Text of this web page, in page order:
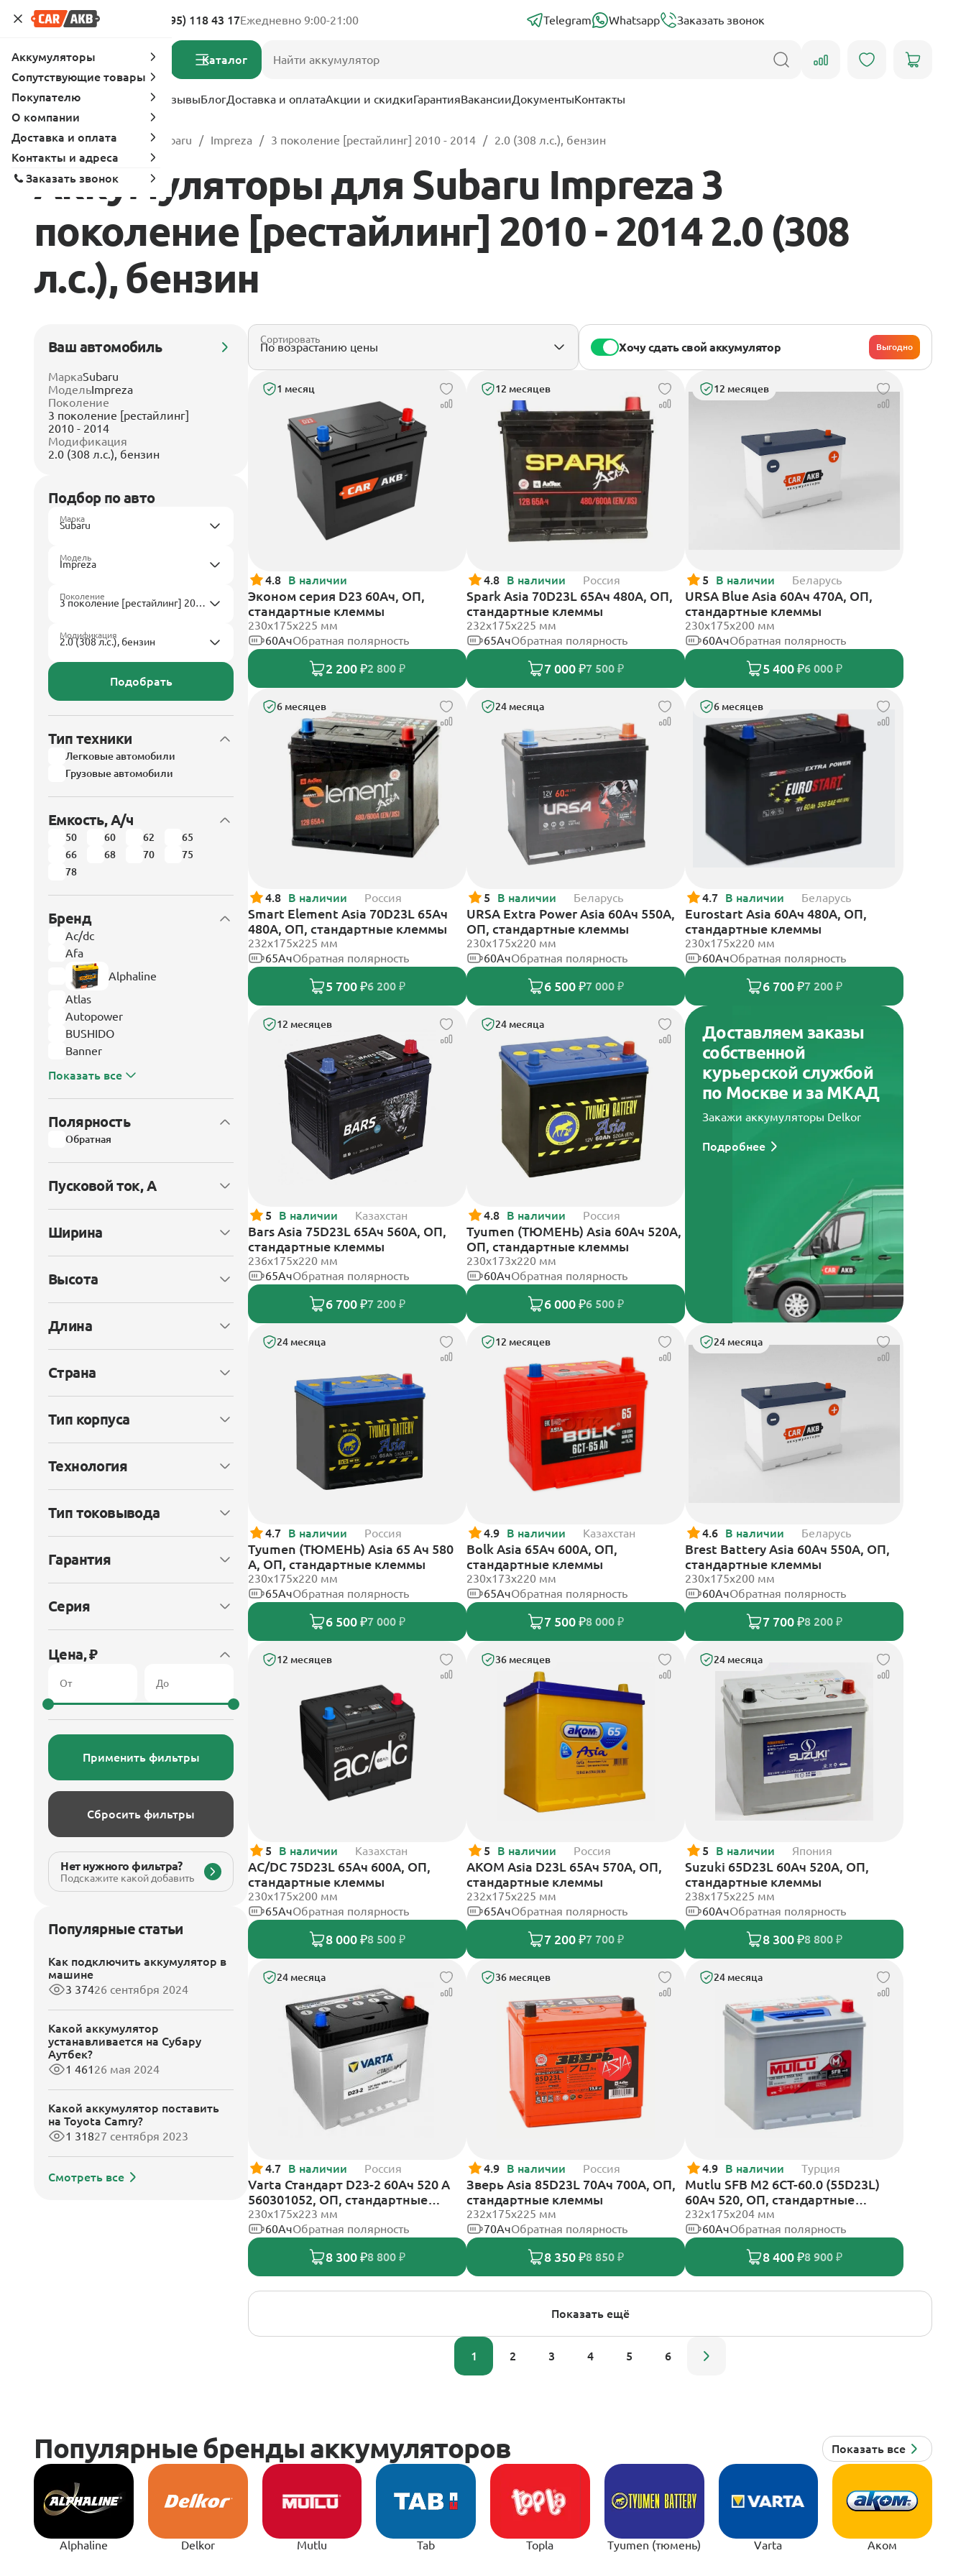
Адреса магазинов 8 (495) 118 43 17Ежедневно 9:00-21:00 Telegram Whatsapp Заказать звонок
Каталог
Услуги Вопрос-ответ ОтзывыБлогДоставка и оплатаАкции и скидкиГарантияВакансииДокументыКонтакты
Главная Каталог Subaru Impreza 3 поколение [рестайлинг] 2010 - 2014 2.0 (308 л.с.), бензин
Аккумуляторы для Subaru Impreza 3
поколение [рестайлинг] 2010 - 2014 2.0 (308
л.с.), бензин
Ваш автомобиль
МаркаSubaru
МодельImpreza
Поколение
3 поколение [рестайлинг]
2010 - 2014
Модификация
2.0 (308 л.с.), бензин
Подбор по авто
Марка
Модель
Поколение
Модификация
Подобрать
Тип техники
Легковые автомобили
Грузовые автомобили
Емкость, А/ч
50 60 62
65
66
68 70
75
78
Бренд
Ac/dc
Afa
Alphaline
Atlas
Autopower
BUSHIDO
Banner
Показать все
Полярность
Обратная
Пусковой ток, А
Ширина
Высота
Длина
Страна
Тип корпуса
Технология
Тип токовывода
Гарантия
Серия
Цена, ₽
Применить фильтры
Сбросить фильтры
Нет нужного фильтра?
Подскажите какой добавить
Популярные статьи
Как подключить аккумулятор в
машине
3 37426 сентября 2024
Какой аккумулятор
устанавливается на Субару
Аутбек?
1 461 26 мая 2024
Какой аккумулятор поставить
на Toyota Camry?
1 31827 сентября 2023
Смотреть все
Сортировать
Хочу сдать свой аккумулятор Выгодно
1 месяц
4.8 В наличии
Эконом серия D23 60Ач, ОП,
стандартные клеммы
230x175x225 мм
60АчОбратная полярность
2 200 ₽2 800 ₽
12 месяцев
4.8 В наличии Россия
Spark Asia 70D23L 65Ач 480А, ОП,
стандартные клеммы
232x175x225 мм
65АчОбратная полярность
7 000 ₽7 500 ₽
12 месяцев
5 В наличии Беларусь
URSA Blue Asia 60Ач 470А, ОП,
стандартные клеммы
230x175x200 мм
60АчОбратная полярность
5 400 ₽6 000 ₽
6 месяцев
4.8 В наличии Россия
Smart Element Asia 70D23L 65Ач
480А, ОП, стандартные клеммы
232х175х225 мм
65АчОбратная полярность
5 700 ₽6 200 ₽
24 месяца
5 В наличии Беларусь
URSA Extra Power Asia 60Ач 550А,
ОП, стандартные клеммы
230x175x220 мм
60АчОбратная полярность
6 500 ₽7 000 ₽
6 месяцев
4.7 В наличии Беларусь
Eurostart Asia 60Ач 480А, ОП,
стандартные клеммы
230x175x220 мм
60АчОбратная полярность
6 700 ₽7 200 ₽
12 месяцев
5 В наличии Казахстан
Bars Asia 75D23L 65Ач 560А, ОП,
стандартные клеммы
236х175х220 мм
65АчОбратная полярность
6 700 ₽7 200 ₽
24 месяца
4.8 В наличии Россия
Tyumen (ТЮМЕНЬ) Asia 60Ач 520А,
ОП, стандартные клеммы
230х173х220 мм
60АчОбратная полярность
6 000 ₽6 500 ₽
Доставляем заказы
собственной
курьерской службой
по Москве и за МКАД
Закажи аккумуляторы Delkor
Подробнее
24 месяца
4.7 В наличии Россия
Tyumen (ТЮМЕНЬ) Asia 65 Ач 580
А, ОП, стандартные клеммы
230x175x220 мм
65АчОбратная полярность
6 500 ₽7 000 ₽
12 месяцев
4.9 В наличии Казахстан
Bolk Asia 65Ач 600А, ОП,
стандартные клеммы
230x173x220 мм
65АчОбратная полярность
7 500 ₽8 000 ₽
24 месяца
4.6 В наличии Беларусь
Brest Battery Asia 60Ач 550А, ОП,
стандартные клеммы
230x175x200 мм
60АчОбратная полярность
7 700 ₽8 200 ₽
12 месяцев
5 В наличии Казахстан
AC/DC 75D23L 65Ач 600А, ОП,
стандартные клеммы
230x175x200 мм
65АчОбратная полярность
8 000 ₽8 500 ₽
36 месяцев
5 В наличии Россия
АКОМ Asia D23L 65Ач 570А, ОП,
стандартные клеммы
232x175x225 мм
65АчОбратная полярность
7 200 ₽7 700 ₽
24 месяца
5 В наличии Япония
Suzuki 65D23L 60Ач 520А, ОП,
стандартные клеммы
238х175х225 мм
60АчОбратная полярность
8 300 ₽8 800 ₽
24 месяца
4.7 В наличии Россия
Varta Стандарт D23-2 60Ач 520 A
560301052, ОП, стандартные
клеммы
230х175х223 мм
60АчОбратная полярность
8 300 ₽8 800 ₽
36 месяцев
4.9 В наличии Россия
Зверь Asia 85D23L 70Ач 700А, ОП,
стандартные клеммы
232x175x225 мм
70АчОбратная полярность
8 350 ₽8 850 ₽
24 месяца
4.9 В наличии Турция
Mutlu SFB M2 6СТ-60.0 (55D23L)
60Ач 520, ОП, стандартные
клеммы
232х175х204 мм
60АчОбратная полярность
8 400 ₽8 900 ₽
Показать ещё
1 2 3 4 5 6
Alphaline Delkor Mutlu Tab Topla Tyumen (тюмень) Varta Аком
Аккумуляторы
Сопутствующие товары
Покупателю
О компании
Доставка и оплата
Контакты и адреса
Заказать звонок